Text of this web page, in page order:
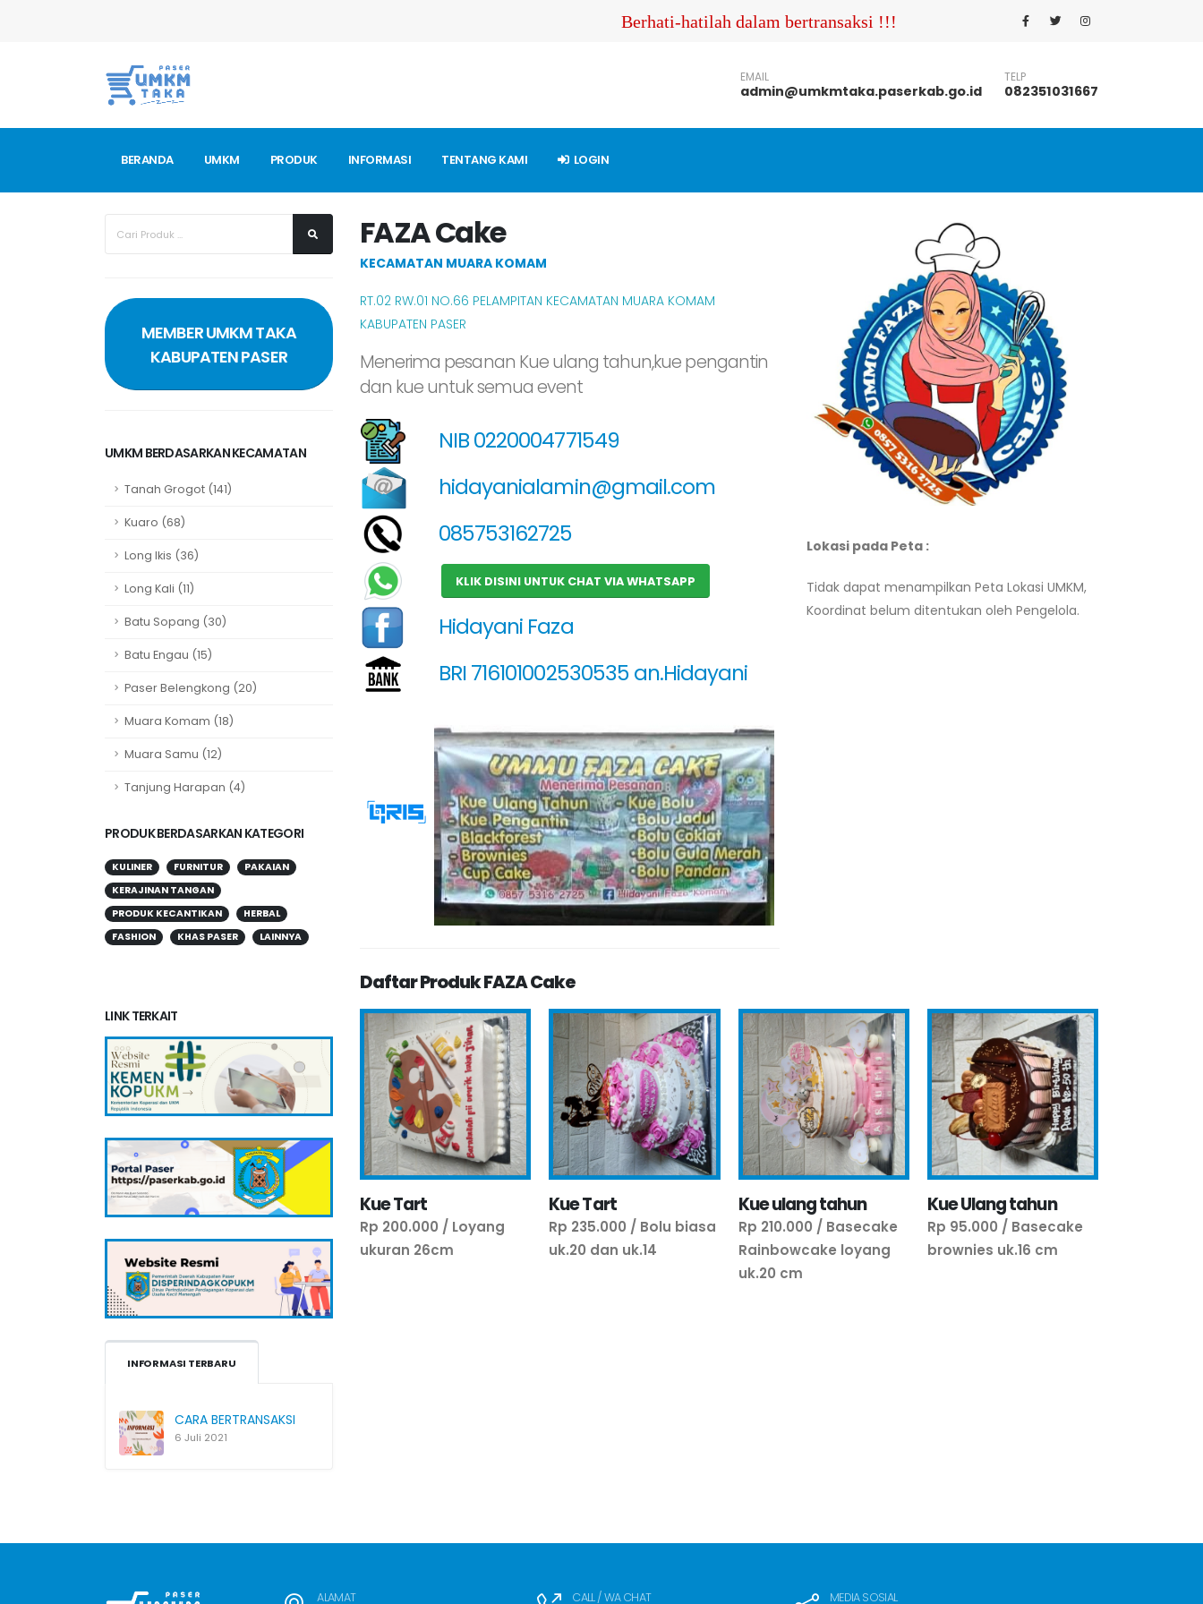
Berhati-hatilah dalam bertransaksi !!! Pastikan Anda menghubungi nomor
EMAIL
admin@umkmtaka.paserkab.go.id
TELP
082351031667
BERANDA UMKM PRODUK INFORMASI TENTANG KAMI LOGIN
MEMBER UMKM TAKA
KABUPATEN PASER
UMKM BERDASARKAN KECAMATAN
Tanah Grogot (141)
Kuaro (68)
Long Ikis (36)
Long Kali (11)
Batu Sopang (30)
Batu Engau (15)
Paser Belengkong (20)
Muara Komam (18)
Muara Samu (12)
Tanjung Harapan (4)
PRODUK BERDASARKAN KATEGORI
KULINER FURNITUR
PAKAIAN
KERAJINAN TANGAN
PRODUK KECANTIKAN
HERBAL
FASHION
KHAS PASER LAINNYA
LINK TERKAIT
INFORMASI TERBARU
CARA BERTRANSAKSI
6 Juli 2021
FAZA Cake
KECAMATAN MUARA KOMAM
RT.02 RW.01 NO.66 PELAMPITAN KECAMATAN MUARA KOMAM
KABUPATEN PASER
Menerima pesanan Kue ulang tahun,kue pengantin
dan kue untuk semua event
NIB 0220004771549
hidayanialamin@gmail.com
085753162725
KLIK DISINI UNTUK CHAT VIA WHATSAPP
Hidayani Faza
BRI 716101002530535 an.Hidayani
Lokasi pada Peta :
Tidak dapat menampilkan Peta Lokasi UMKM,
Koordinat belum ditentukan oleh Pengelola.
Daftar Produk FAZA Cake
Kue Tart
Rp 200.000 / Loyang
ukuran 26cm
Kue Tart
Rp 235.000 / Bolu biasa
uk.20 dan uk.14
Kue ulang tahun
Rp 210.000 / Basecake
Rainbowcake loyang
uk.20 cm
Kue Ulang tahun
Rp 95.000 / Basecake
brownies uk.16 cm
ALAMAT CALL / WA CHAT MEDIA SOSIAL